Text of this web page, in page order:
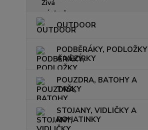
OUTDOOR
PODBĚRÁKY, PODLOŽKY
A VEZÍRKY
POUZDRA, BATOHY A
TAŠKY
STOJANY, VIDLIČKY A
ROHATINKY